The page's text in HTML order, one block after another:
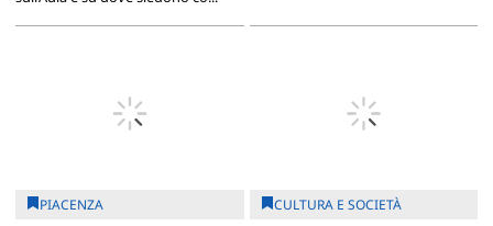
PIACENZA CULTURA E SOCIETÀ